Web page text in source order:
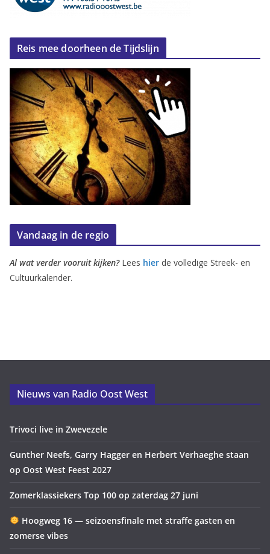
Reis mee doorheen de Tijdslijn
Vandaag in de regio
Al wat verder vooruit kijken?Lees hier de volledige Streek- en
Cultuurkalender.
Nieuws van Radio Oost West
Trivoci live in Zwevezele
Gunther Neefs, Garry Hagger en Herbert Verhaeghe staan
op Oost West Feest 2027
Zomerklassiekers Top 100 op zaterdag 27 juni
Hoogweg 16 — seizoensfinale met straffe gasten en
zomerse vibes